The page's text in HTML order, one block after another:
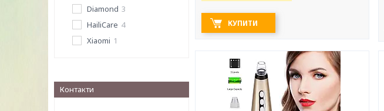
Diamond 3
HailiCare 4
Xiaomi 1
Контакти
КУПИТИ